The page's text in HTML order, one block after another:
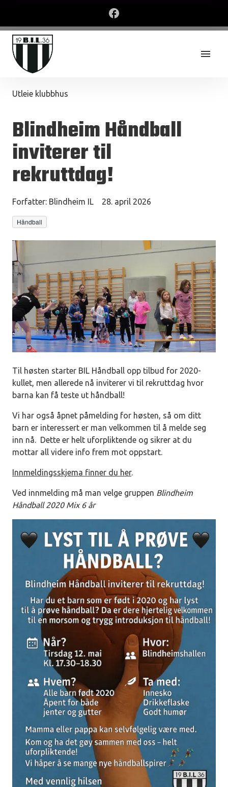
Utleie klubbhus
Blindheim Håndball
inviterer til
rekruttdag!
Forfatter: Blindheim IL 28. april 2026
Håndball
Til høsten starter BIL Håndball opp tilbud for 2020-
kullet, men allerede nå inviterer vi til rekruttdag hvor
barna kan få teste ut håndball!
Vi har også åpnet påmelding for høsten, så om ditt
barn er interessert er man velkommen til å melde seg
inn nå. Dette er helt uforpliktende og sikrer at du
mottar all videre info frem mot oppstart.
Innmeldingsskjema finner du her.
Ved innmelding må man velge gruppen Blindheim
Håndball 2020 Mix 6 år